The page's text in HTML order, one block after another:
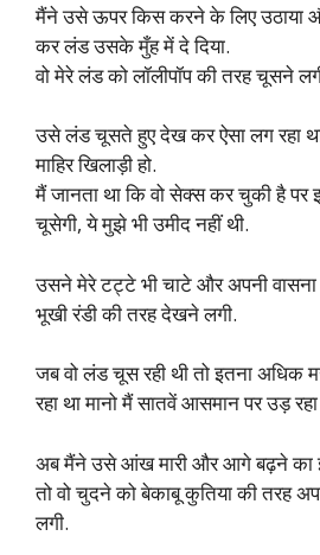
मैंने उसे ऊपर किस करने के लिए उठाया
कर लंड उसके मुँह में दे दिया.
वो मेरे लंड को लॉलीपॉप की तरह चूसने
उसे लंड चूसते हुए देख कर ऐसा लग रहा
माहिर खिलाड़ी हो.
मैं जानता था कि वो सेक्स कर चुकी है
चूसेगी, ये मुझे भी उमीद नहीं थी.
उसने मेरे टट्टे भी चाटे और अपनी
भूखी रंडी की तरह देखने लगी.
जब वो लंड चूस रही थी तो इतना अधिक
रहा था मानो मैं सातवें आसमान पर उड़
अब मैंने उसे आंख मारी और आगे बढ़ने का
तो वो चुदने को बेकाबू कुतिया की तरह
लगी.